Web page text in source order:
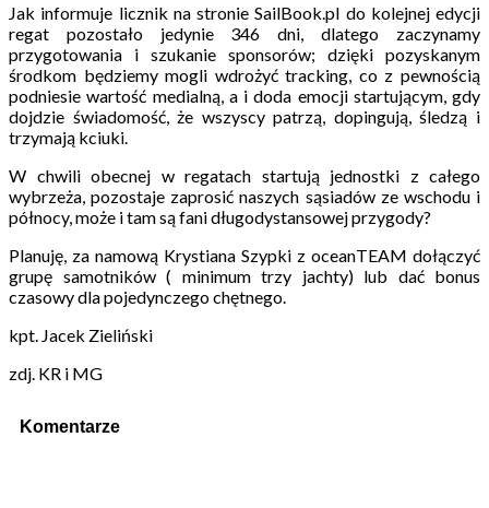
Jak informuje licznik na stronie SailBook.pl do kolejnej edycji
regat pozostało jedynie 346 dni, dlatego zaczynamy
przygotowania i szukanie sponsorów; dzięki pozyskanym
środkom będziemy mogli wdrożyć tracking, co z pewnością
podniesie wartość medialną, a i doda emocji startującym, gdy
dojdzie świadomość, że wszyscy patrzą, dopingują, śledzą i
trzymają kciuki.
W chwili obecnej w regatach startują jednostki z całego
wybrzeża, pozostaje zaprosić naszych sąsiadów ze wschodu i
północy, może i tam są fani długodystansowej przygody?
Planuję, za namową Krystiana Szypki z oceanTEAM dołączyć
grupę samotników ( minimum trzy jachty) lub dać bonus
czasowy dla pojedynczego chętnego.
kpt. Jacek Zieliński
zdj. KR i MG
Komentarze